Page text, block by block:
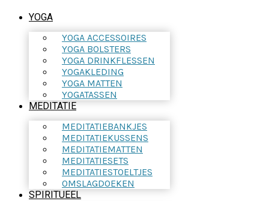
YOGA
YOGA ACCESSOIRES
YOGA BOLSTERS
YOGA DRINKFLESSEN
YOGAKLEDING
YOGA MATTEN
YOGATASSEN
MEDITATIE
MEDITATIEBANKJES
MEDITATIEKUSSENS
MEDITATIEMATTEN
MEDITATIESETS
MEDITATIESTOELTJES
OMSLAGDOEKEN
SPIRITUEEL